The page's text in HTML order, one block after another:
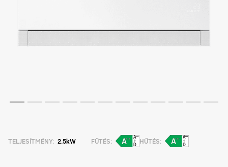
TELJESÍTMÉNY: 2.5kW FŰTÉS: HŰTÉS: